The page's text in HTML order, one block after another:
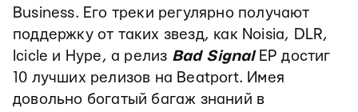
Business. Его треки регулярно получают
поддержку от таких звезд, как Noisia, DLR,
Icicle и Hype, а релиз Bad SignalEP достиг
10 лучших релизов на Beatport. Имея
довольно богатый багаж знаний в